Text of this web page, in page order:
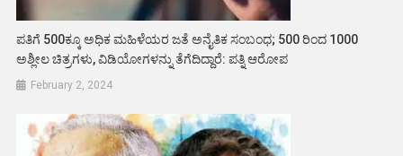
ಪತಿಗೆ 500ಕ್ಕೂ ಅಧಿಕ ಮಹಿಳೆಯರ ಜತೆ ಅನೈತಿಕ ಸಂಬಂಧ; 500 ರಿಂದ 1000
ಅಶ್ಲೀಲ ಚಿತ್ರಗಳು, ವಿಡಿಯೋಗಳನ್ನು ತೆಗೆದಿದ್ದಾರೆ: ಪತ್ನಿ ಆರೋಪ
February 2, 2024